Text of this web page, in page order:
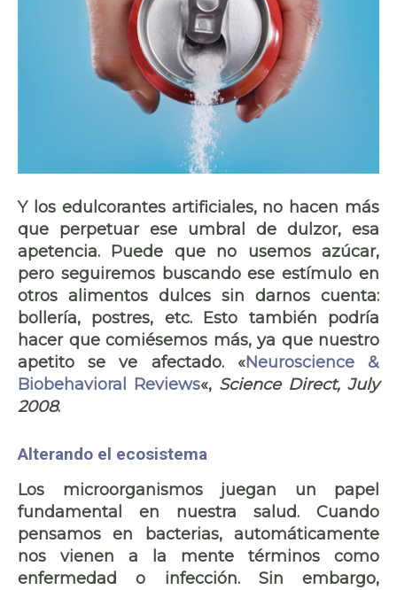
Y los edulcorantes artificiales, no hacen más
que perpetuar ese umbral de dulzor, esa
apetencia. Puede que no usemos azúcar,
pero seguiremos buscando ese estímulo en
otros alimentos dulces sin darnos cuenta:
bollería, postres, etc. Esto también podría
hacer que comiésemos más, ya que nuestro
apetito se ve afectado. «Neuroscience &
Biobehavioral Reviews«, Science Direct, July
2008.
Alterando el ecosistema
Los microorganismos juegan un papel
fundamental en nuestra salud. Cuando
pensamos en bacterias, automáticamente
nos vienen a la mente términos como
enfermedad o infección. Sin embargo,